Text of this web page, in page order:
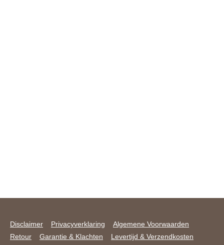
Disclaimer Privacyverklaring
Algemene Voorwaarden
Retour
Garantie & Klachten Levertijd & Verzendkosten